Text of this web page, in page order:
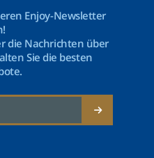
Enjoy-Newsletter
die Nachrichten über
Sie die besten